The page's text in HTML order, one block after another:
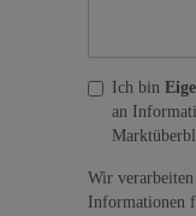
Ich bin
an
Wir verarbeiten
Informationen